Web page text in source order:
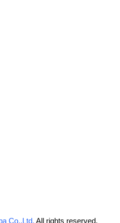
Co.,Ltd. All rights reserved.